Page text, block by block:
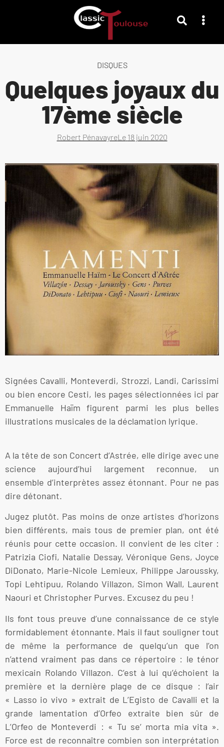
DISQUES
Quelques joyaux du
17ème siècle
Robert PénavayreLe 18 juin 2020
Signées Cavalli, Monteverdi, Strozzi, Landi, Carissimi
ou bien encore Cesti, les pages sélectionnées ici par
Emmanuelle Haïm figurent parmi les plus belles
illustrations musicales de la déclamation lyrique.
A la tête de son Concert d’Astrée, elle dirige avec une
science aujourd’hui largement reconnue, un
ensemble d’interprètes assez étonnant. Pour ne pas
dire détonant.
Jugez plutôt. Pas moins de onze artistes d’horizons
bien différents, mais tous de premier plan, ont été
réunis pour cette occasion. Il convient de les citer :
Patrizia Ciofi, Natalie Dessay, Véronique Gens, Joyce
DiDonato, Marie-Nicole Lemieux, Philippe Jaroussky,
Topi Lehtipuu, Rolando Villazon, Simon Wall, Laurent
Naouri et Christopher Purves. Excusez du peu !
Ils font tous preuve d’une connaissance de ce style
formidablement étonnante. Mais il faut souligner tout
de même la performance de quelqu’un que l’on
n’attend vraiment pas dans ce répertoire : le ténor
mexicain Rolando Villazon. C’est à lui qu’échoient la
première et la dernière plage de ce disque : l’air
« Lasso io vivo » extrait de L’Egisto de Cavalli et la
grande lamentation d’Orfeo extraite bien sûr de
L’Orfeo de Monteverdi : « Tu se’ morta mia vita ».
Force est de reconnaître combien son interprétation